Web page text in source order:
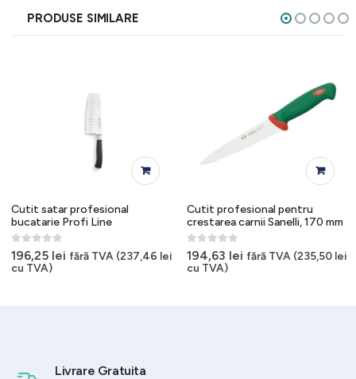
PRODUSE SIMILARE
Cutit satar profesional
bucatarie Profi Line
0out of 5
196,25 lei fără TVA (237,46 lei
cu TVA)
Cutit profesional pentru
crestarea carnii Sanelli, 170 mm
0out of 5
194,63 lei fără TVA (235,50 lei
cu TVA)
Livrare Gratuita